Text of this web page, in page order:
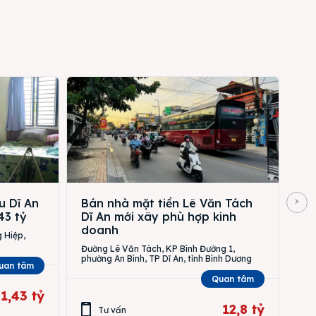
Dĩ An
tỷ
Hiệp,
tâm
1,43 tỷ
Bán nhà mặt tiền Lê Văn Tách
Dĩ An mới xây phù hợp kinh
doanh
Đường Lê Văn Tách, KP Bình Đường 1,
phường An Bình, TP Dĩ An, tỉnh Bình Dương
Quan tâm
Tư vấn 12,8 tỷ